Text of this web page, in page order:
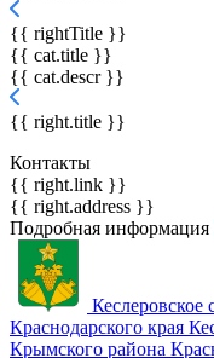
{{ rightTitle }}
{{ cat.title }}
{{ cat.descr }}
{{ right.title }}
Контакты
{{ right.link }}
{{ right.address }}
Подробная информация
Кеслеровское
Краснодарского края
Крымского района